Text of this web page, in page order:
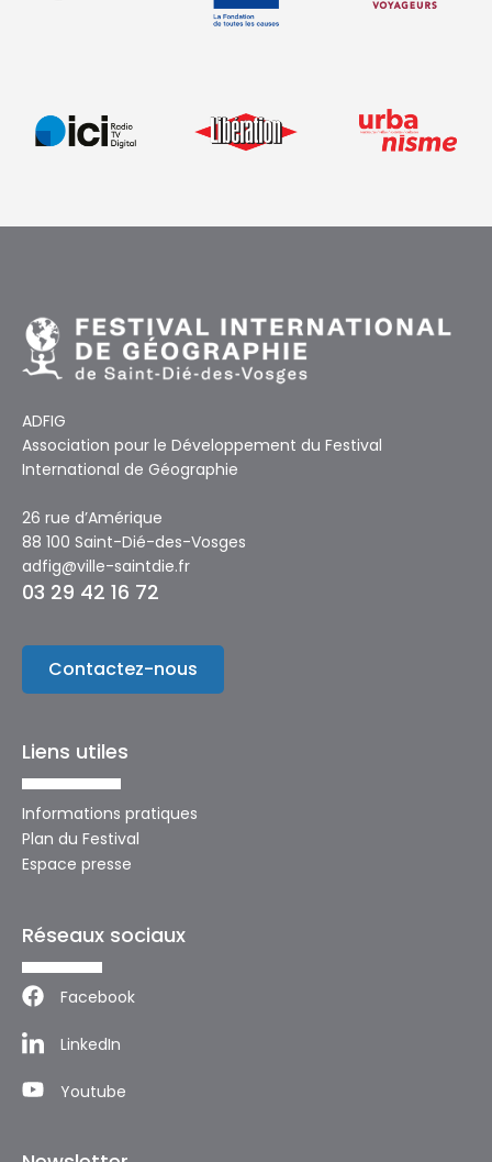
ADFIG
Association pour le Développement du Festival
International de Géographie
26 rue d’Amérique
88 100 Saint-Dié-des-Vosges
adfig@ville-saintdie.fr
03 29 42 16 72
Contactez-nous
Liens utiles
Informations pratiques
Plan du Festival
Espace presse
Réseaux sociaux
Facebook
LinkedIn
Youtube